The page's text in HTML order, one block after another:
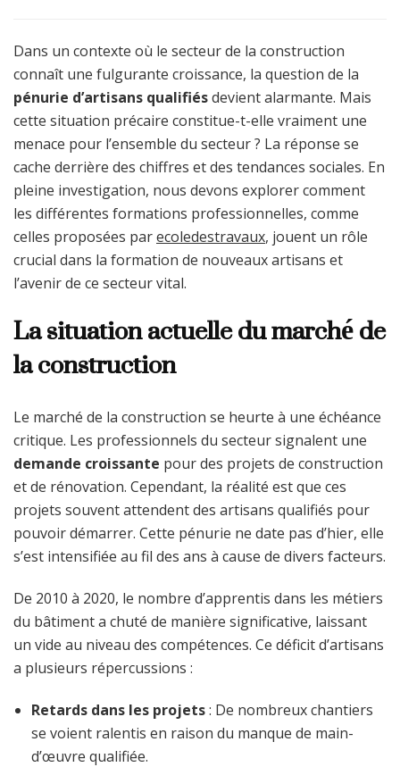
Dans un contexte où le secteur de la construction
connaît une fulgurante croissance, la question de la
pénurie d’artisans qualifiésdevient alarmante. Mais
cette situation précaire constitue-t-elle vraiment une
menace pour l’ensemble du secteur ? La réponse se
cache derrière des chiffres et des tendances sociales. En
pleine investigation, nous devons explorer comment
les différentes formations professionnelles, comme
celles proposées parecoledestravaux, jouent un rôle
crucial dans la formation de nouveaux artisans et
l’avenir de ce secteur vital.
La situation actuelle du marché de
la construction
Le marché de la construction se heurte à une échéance
critique. Les professionnels du secteur signalent une
demande croissante pour des projets de construction
et de rénovation. Cependant, la réalité est que ces
projets souvent attendent des artisans qualifiés pour
pouvoir démarrer. Cette pénurie ne date pas d’hier, elle
s’est intensifiée au fil des ans à cause de divers facteurs.
De 2010 à 2020, le nombre d’apprentis dans les métiers
du bâtiment a chuté de manière significative, laissant
un vide au niveau des compétences. Ce déficit d’artisans
a plusieurs répercussions :
Retards dans les projets: De nombreux chantiers
se voient ralentis en raison du manque de main-
d’œuvre qualifiée.